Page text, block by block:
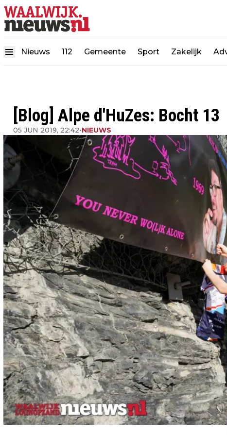
Nieuws 112 Gemeente Sport Zakelijk
[Blog] Alpe d'HuZes: Bocht 13
05 JUN 2019, 22:42•NIEUWS